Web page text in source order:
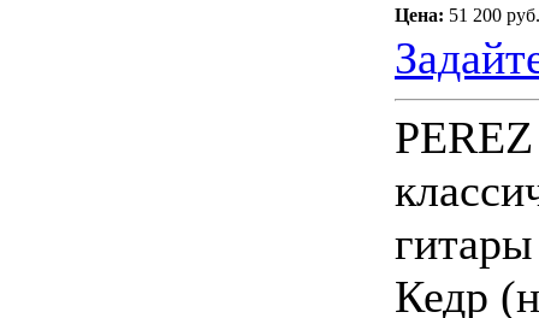
Цена: 51 200 руб.
Кедр